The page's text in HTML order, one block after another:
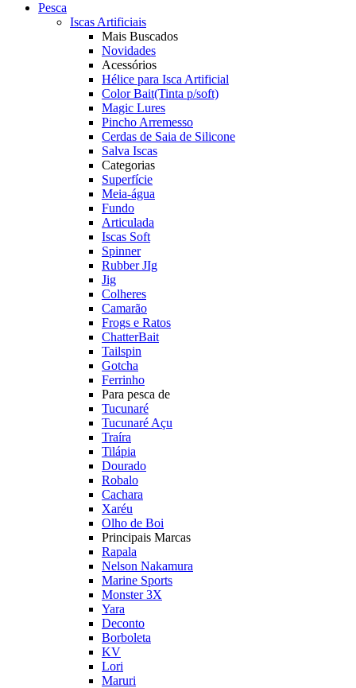
Pesca
Iscas Artificiais
Mais Buscados
Novidades
Acessórios
Hélice para Isca Artificial
Color Bait(Tinta p/soft)
Magic Lures
Pincho Arremesso
Cerdas de Saia de Silicone
Salva Iscas
Categorias
Superfície
Meia-água
Fundo
Articulada
Iscas Soft
Spinner
Rubber JIg
Jig
Colheres
Camarão
Frogs e Ratos
ChatterBait
Tailspin
Gotcha
Ferrinho
Para pesca de
Tucunaré
Tucunaré Açu
Traíra
Tilápia
Dourado
Robalo
Cachara
Xaréu
Olho de Boi
Principais Marcas
Rapala
Nelson Nakamura
Marine Sports
Monster 3X
Yara
Deconto
Borboleta
KV
Lori
Maruri